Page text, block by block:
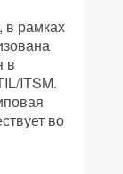
в рамках
в
ITSM.
во